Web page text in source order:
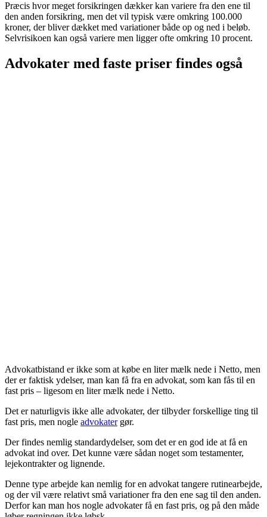
Præcis hvor meget forsikringen dækker kan variere fra den ene til
den anden forsikring, men det vil typisk være omkring 100.000
kroner, der bliver dækket med variationer både op og ned i beløb.
Selvrisikoen kan også variere men ligger ofte omkring 10 procent.
Advokater med faste priser findes også
Advokatbistand er ikke som at købe en liter mælk nede i Netto, men
der er faktisk ydelser, man kan få fra en advokat, som kan fås til en
fast pris – ligesom en liter mælk nede i Netto.
Det er naturligvis ikke alle advokater, der tilbyder forskellige ting til
fast pris, men nogle advokatergør.
Der findes nemlig standardydelser, som det er en god ide at få en
advokat ind over. Det kunne være sådan noget som testamenter,
lejekontrakter og lignende.
Denne type arbejde kan nemlig for en advokat tangere rutinearbejde,
og der vil være relativt små variationer fra den ene sag til den anden.
Derfor kan man hos nogle advokater få en fast pris, og på den måde